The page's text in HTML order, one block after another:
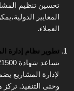
تحسين تنظيم
المعايير
العملاء.
تطوير نظام إدارة
لإدارة المشاريع
وحتى التنفيذ.